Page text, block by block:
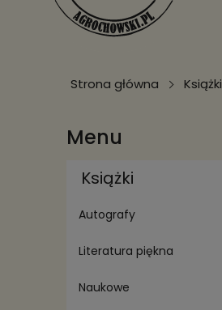
Strona główna Książki
Menu
Książki
Autografy
Literatura piękna
Naukowe